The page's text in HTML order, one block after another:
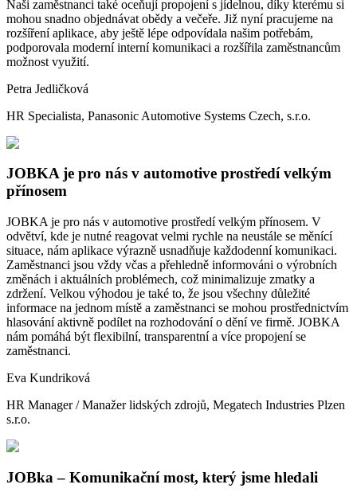
Naši zaměstnanci také oceňují propojení s jídelnou, díky kterému si
mohou snadno objednávat obědy a večeře. Již nyní pracujeme na
rozšíření aplikace, aby ještě lépe odpovídala našim potřebám,
podporovala moderní interní komunikaci a rozšířila zaměstnancům
možnost využití.
Petra Jedličková
HR Specialista, Panasonic Automotive Systems Czech, s.r.o.
JOBKA je pro nás v automotive prostředí velkým
přínosem
JOBKA je pro nás v automotive prostředí velkým přínosem. V
odvětví, kde je nutné reagovat velmi rychle na neustále se měnící
situace, nám aplikace výrazně usnadňuje každodenní komunikaci.
Zaměstnanci jsou vždy včas a přehledně informováni o výrobních
změnách i aktuálních problémech, což minimalizuje zmatky a
zdržení. Velkou výhodou je také to, že jsou všechny důležité
informace na jednom místě a zaměstnanci se mohou prostřednictvím
hlasování aktivně podílet na rozhodování o dění ve firmě. JOBKA
nám pomáhá být flexibilní, transparentní a více propojení se
zaměstnanci.
Eva Kundriková
HR Manager / Manažer lidských zdrojů, Megatech Industries Plzen
s.r.o.
JOBka – Komunikační most, který jsme hledali